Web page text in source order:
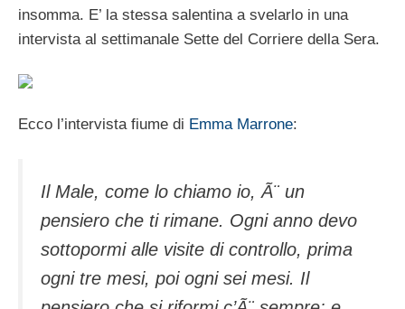
insomma. E’ la stessa salentina a svelarlo in una
intervista al settimanale Sette del Corriere della Sera.
Ecco l’intervista fiume di Emma Marrone:
Il Male, come lo chiamo io, Ã¨ un
pensiero che ti rimane. Ogni anno devo
sottopormi alle visite di controllo, prima
ogni tre mesi, poi ogni sei mesi. Il